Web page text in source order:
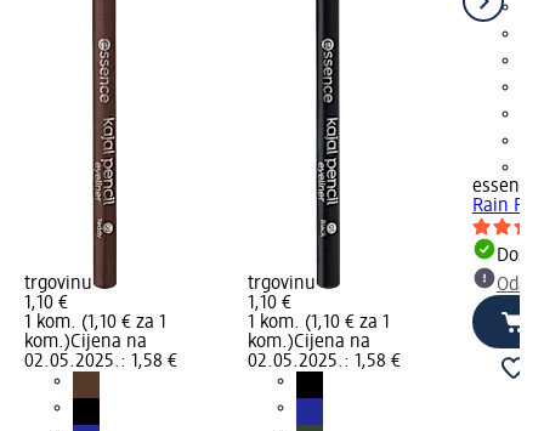
trgovinu
1,10 €
1 kom. (1,10 € za 1
kom.)Cijena na
02.05.2025.: 1,58 €
trgovinu
1,10 €
1 kom. (1,10 € za 1
kom.)Cijena na
02.05.2025.: 1,58 €
essence
Rain